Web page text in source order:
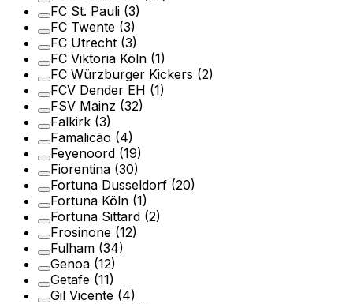
FC St. Pauli (3)
FC Twente (3)
FC Utrecht (3)
FC Viktoria Köln (1)
FC Würzburger Kickers (2)
FCV Dender EH (1)
FSV Mainz (32)
Falkirk (3)
Famalicão (4)
Feyenoord (19)
Fiorentina (30)
Fortuna Dusseldorf (20)
Fortuna Köln (1)
Fortuna Sittard (2)
Frosinone (12)
Fulham (34)
Genoa (12)
Getafe (11)
Gil Vicente (4)